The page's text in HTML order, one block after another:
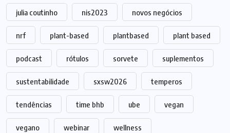
julia coutinho nis2023 novos negócios
nrf plant-based plantbased plant based
podcast rótulos sorvete suplementos
sustentabilidade sxsw2026 temperos
tendências time bhb ube vegan
vegano webinar wellness